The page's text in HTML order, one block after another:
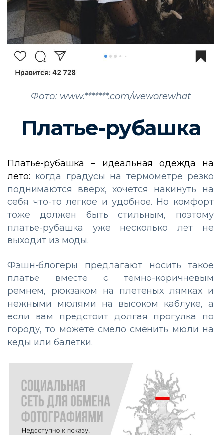
Фото: www.*******.com/weworewhat
Платье-рубашка
Платье-рубашка – идеальная одежда на
лето: когда градусы на термометре резко
поднимаются вверх, хочется накинуть на
себя что-то легкое и удобное. Но комфорт
тоже должен быть стильным, поэтому
платье-рубашка уже несколько лет не
выходит из моды.
Фэшн-блогеры предлагают носить такое
платье вместе с темно-коричневым
ремнем, рюкзаком на плетеных лямках и
нежными мюлями на высоком каблуке, а
если вам предстоит долгая прогулка по
городу, то можете смело сменить мюли на
кеды или балетки.